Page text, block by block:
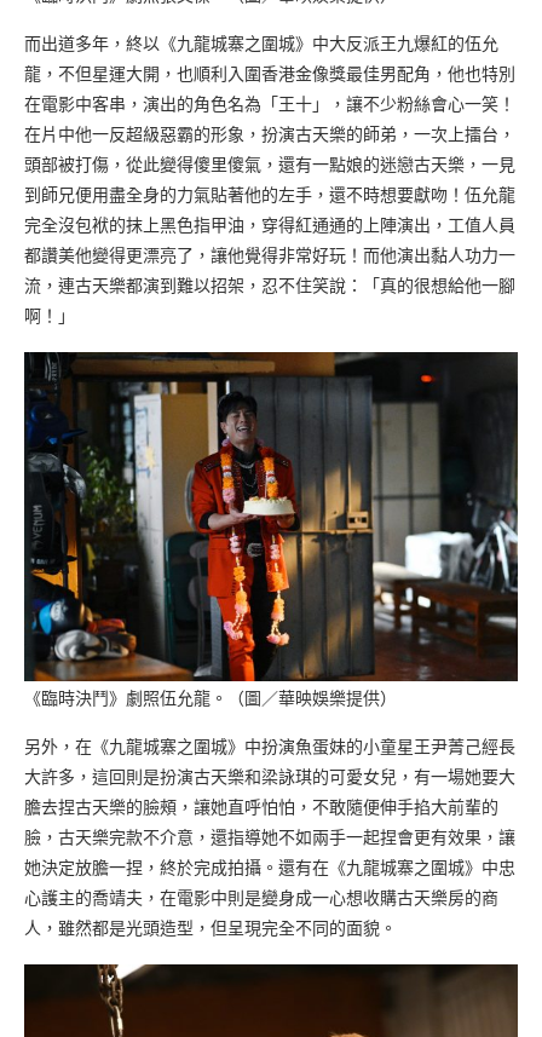
而出道多年，終以《九龍城寨之圍城》中大反派王九爆紅的伍允
龍，不但星運大開，也順利入圍香港金像獎最佳男配角，他也特別
在電影中客串，演出的角色名為「王十」，讓不少粉絲會心一笑！
在片中他一反超級惡霸的形象，扮演古天樂的師弟，一次上擂台，
頭部被打傷，從此變得傻里傻氣，還有一點娘的迷戀古天樂，一見
到師兄便用盡全身的力氣貼著他的左手，還不時想要獻吻！伍允龍
完全沒包袱的抹上黑色指甲油，穿得紅通通的上陣演出，工值人員
都讚美他變得更漂亮了，讓他覺得非常好玩！而他演出黏人功力一
流，連古天樂都演到難以招架，忍不住笑說：「真的很想給他一腳
啊！」
《臨時決鬥》劇照伍允龍。（圖／華映娛樂提供）
另外，在《九龍城寨之圍城》中扮演魚蛋妹的小童星王尹菁己經長
大許多，這回則是扮演古天樂和梁詠琪的可愛女兒，有一場她要大
膽去捏古天樂的臉頰，讓她直呼怕怕，不敢隨便伸手掐大前輩的
臉，古天樂完款不介意，還指導她不如兩手一起捏會更有效果，讓
她決定放膽一捏，終於完成拍攝。還有在《九龍城寨之圍城》中忠
心護主的喬靖夫，在電影中則是變身成一心想收購古天樂房的商
人，雖然都是光頭造型，但呈現完全不同的面貌。